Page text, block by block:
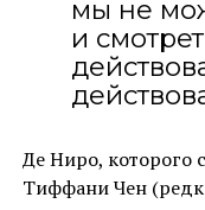
мы не
и
Де Ниро, которого
Тиффани Чен